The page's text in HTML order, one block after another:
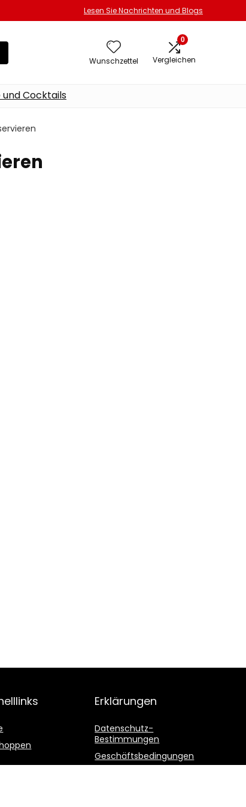
Lesen Sie Nachrichten und Blogs
Wunschzettel
0
Vergleichen
Cocktails
Erklärungen
Datenschutz-
Bestimmungen
Geschäftsbedingungen